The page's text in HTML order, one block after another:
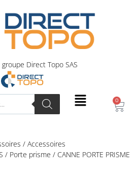
Direct Topo SAS
0
/ Accessoires
/ Porte prisme / CANNE PORTE PRISME